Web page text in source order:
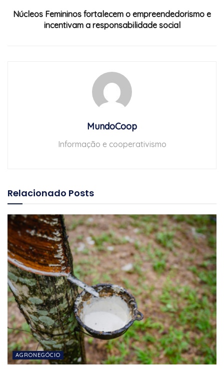
Núcleos Femininos fortalecem o empreendedorismo e
incentivam a responsabilidade social
MundoCoop
Informação e cooperativismo
Relacionado Posts
AGRONEGÓCIO